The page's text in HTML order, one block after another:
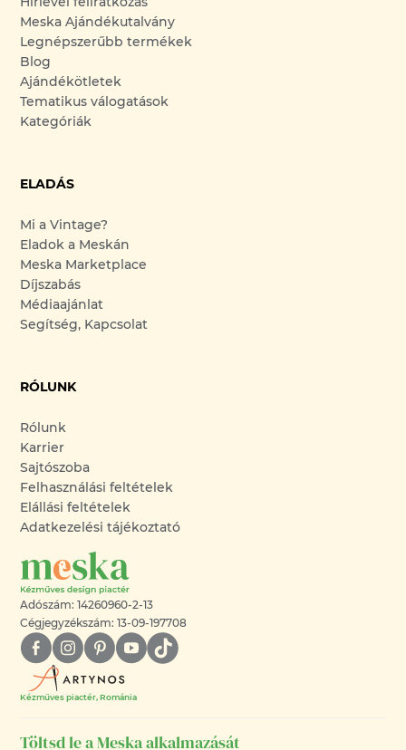
Meska Ajándékutalvány
Legnépszerűbb termékek
Blog
Ajándékötletek
Tematikus válogatások
Kategóriák
ELADÁS
Mi a Vintage?
Eladok a Meskán
Meska Marketplace
Díjszabás
Médiaajánlat
Segítség, Kapcsolat
RÓLUNK
Rólunk
Karrier
Sajtószoba
Felhasználási feltételek
Elállási feltételek
Adatkezelési tájékoztató
Adószám: 14260960-2-13
Cégjegyzékszám: 13-09-197708
Kézműves piactér, Románia
Töltsd le a Meska alkalmazását